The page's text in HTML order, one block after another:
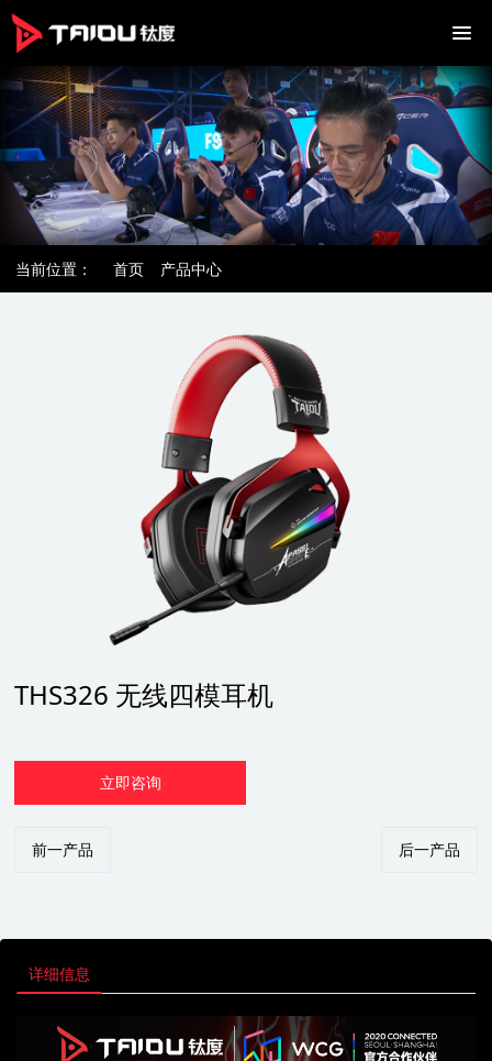
当前位置： 首页 产品中心
THS326 无线四模耳机
立即咨询
前一产品 后一产品
详细信息